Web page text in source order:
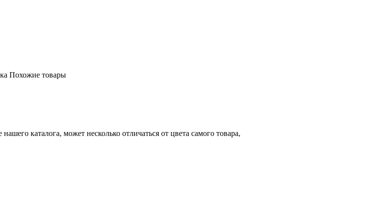
Похожие товары
каталога, может несколько отличаться от цвета самого товара,